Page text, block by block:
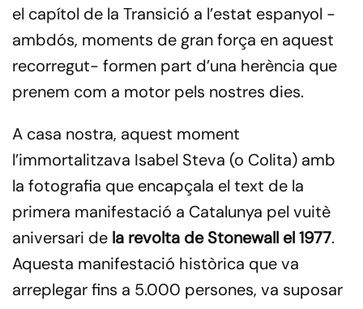
el capítol de la Transició a l’estat espanyol -
ambdós, moments de gran força en aquest
recorregut- formen part d’una herència que
prenem com a motor pels nostres dies.
A casa nostra, aquest moment
l’immortalitzava Isabel Steva (o Colita) amb
la fotografia que encapçala el text de la
primera manifestació a Catalunya pel vuitè
aniversari de la revolta de Stonewall el 1977.
Aquesta manifestació històrica que va
arreplegar fins a 5.000 persones, va suposar